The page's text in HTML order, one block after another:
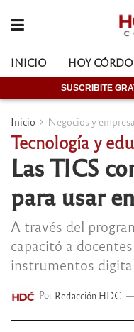
INICIO HOY
SUSCRIBITE
Inicio Negocios y
Tecnología y
Las TICS
para usar
A través del
capacitó a
instrumentos
Por Redacción HDC